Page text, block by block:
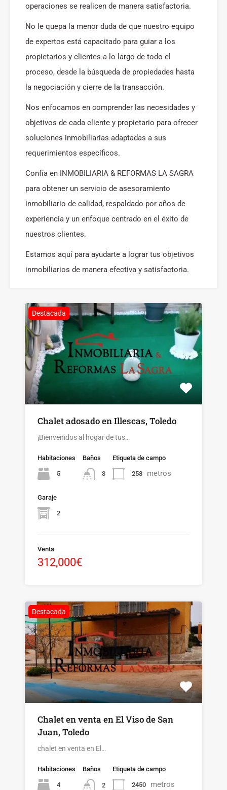
operaciones se realicen de manera satisfactoria.
No le quepa la menor duda de que nuestro equipo
de expertos está capacitado para guiar a los
propietarios y clientes a lo largo de todo el
proceso, desde la búsqueda de propiedades hasta
la negociación y cierre de la transacción.
Nos enfocamos en comprender las necesidades y
objetivos de cada cliente y propietario para ofrecer
soluciones inmobiliarias adaptadas a sus
requerimientos específicos.
Confía en INMOBILIARIA & REFORMAS LA SAGRA
para obtener un servicio de asesoramiento
inmobiliario de calidad, respaldado por años de
experiencia y un enfoque centrado en el éxito de
nuestros clientes.
Estamos aquí para ayudarte a lograr tus objetivos
inmobiliarios de manera efectiva y satisfactoria.
Destacada
Chalet adosado en Illescas, Toledo
¡Bienvenidos al hogar de tus…
Habitaciones
5
Baños
3
Etiqueta de campo
258 metros
Garaje
2
Venta
312,000€
Destacada
Chalet en venta en El Viso de San
Juan, Toledo
chalet en venta en El…
Habitaciones
4
Baños
2
Etiqueta de campo
2450 metros